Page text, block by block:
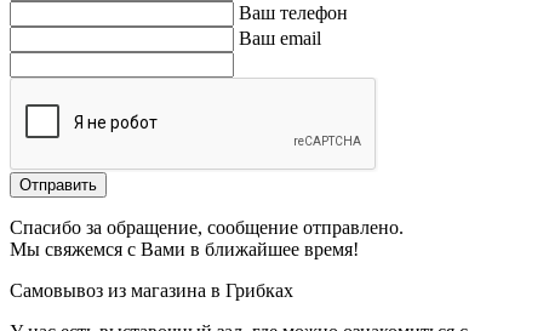
Ваш телефон
Ваш email
Отправить
Спасибо за обращение, сообщение отправлено.
Мы свяжемся с Вами в ближайшее время!
Самовывоз из магазина в Грибках